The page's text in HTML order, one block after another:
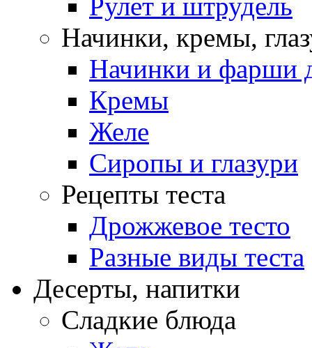
Начинки, кремы,
Начинки и фарши
Кремы
Желе
Сиропы и глазури
Рецепты теста
Дрожжевое тесто
Разные виды теста
Десерты, напитки
Сладкие блюда